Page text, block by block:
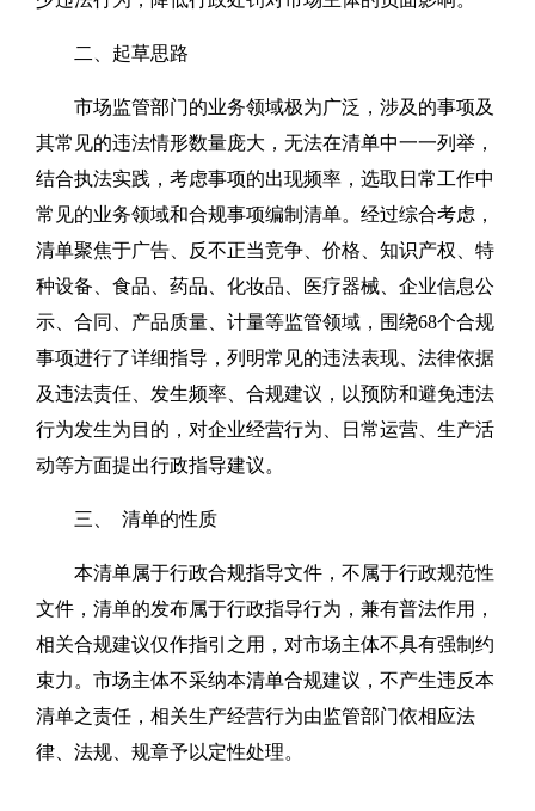
二、起草思路
市场监管部门的业务领域极为广泛，涉及的事项及
其常见的违法情形数量庞大，无法在清单中一一列举，
结合执法实践，考虑事项的出现频率，选取日常工作中
常见的业务领域和合规事项编制清单。经过综合考虑，
清单聚焦于广告、反不正当竞争、价格、知识产权、特
种设备、食品、药品、化妆品、医疗器械、企业信息公
示、合同、产品质量、计量等监管领域，围绕68个合规
事项进行了详细指导，列明常见的违法表现、法律依据
及违法责任、发生频率、合规建议，以预防和避免违法
行为发生为目的，对企业经营行为、日常运营、生产活
动等方面提出行政指导建议。
三、 清单的性质
本清单属于行政合规指导文件，不属于行政规范性
文件，清单的发布属于行政指导行为，兼有普法作用，
相关合规建议仅作指引之用，对市场主体不具有强制约
束力。市场主体不采纳本清单合规建议，不产生违反本
清单之责任，相关生产经营行为由监管部门依相应法
律、法规、规章予以定性处理。